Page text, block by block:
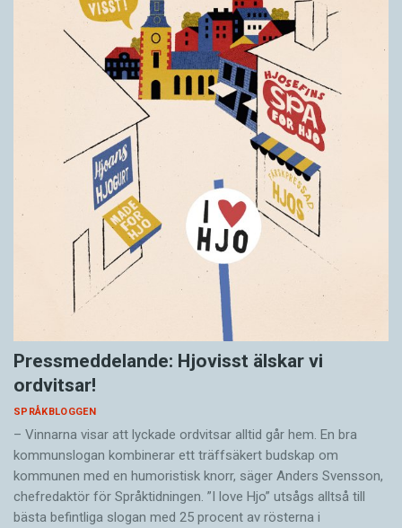
Pressmeddelande: Hjovisst älskar vi
ordvitsar!
SPRÅKBLOGGEN
– Vinnarna visar att lyckade ordvitsar alltid går hem. En bra
kommunslogan kombinerar ett träffsäkert budskap om
kommunen med en humoristisk knorr, säger Anders Svensson,
chefredaktör för Språktidningen. ”I love Hjo” utsågs alltså till
bästa befintliga slogan med 25 procent av rösterna i